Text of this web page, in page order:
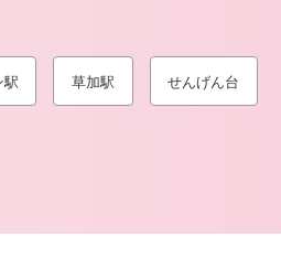
駅 草加駅 せんげん台